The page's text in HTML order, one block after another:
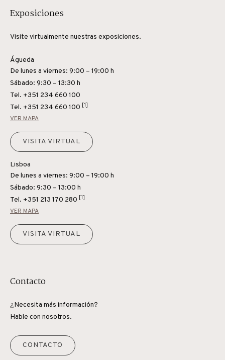
Exposiciones
Visite virtualmente nuestras exposiciones.
Águeda
De lunes a viernes: 9:00 – 19:00 h
Sábado: 9:30 – 13:30 h
Tel. +351 234 660 100
Tel. +351 234 660 100 [1]
VER MAPA
VISITA VIRTUAL
Lisboa
De lunes a viernes: 9:00 – 19:00 h
Sábado: 9:30 – 13:00 h
Tel. +351 213 170 280 [1]
VER MAPA
VISITA VIRTUAL
Contacto
¿Necesita más información?
Hable con nosotros.
CONTACTO